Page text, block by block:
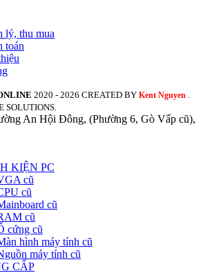
lý, thu mua
toán
2020 - 2026 CREATED BY Kent Nguyen .
SOLUTIONS.
An Hội Đông, (Phường 6, Gò Vấp cũ),
KIỆN PC
cũ
cũ
cũ
cũ
cứng cũ
hình máy tính cũ
máy tính cũ
CẤP